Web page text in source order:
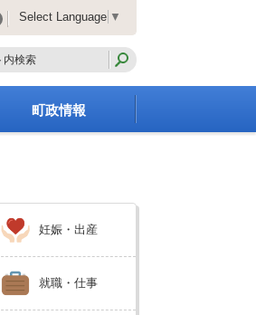
Select Language ▼
町政情報
町議会
施策・計画
都市整備
妊娠・出産
就職・仕事